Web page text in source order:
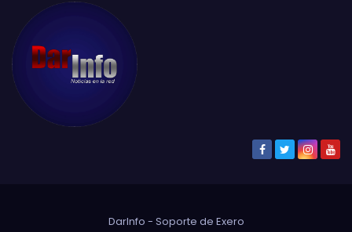
DarInfo - Soporte de Exero